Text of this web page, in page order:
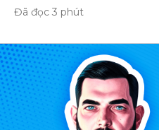
Đã đọc 3 phút